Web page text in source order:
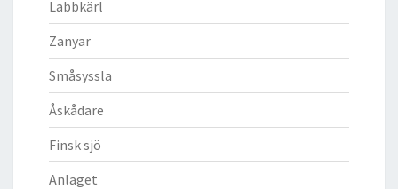
Labbkärl
Zanyar
Småsyssla
Åskådare
Finsk sjö
Anlaget